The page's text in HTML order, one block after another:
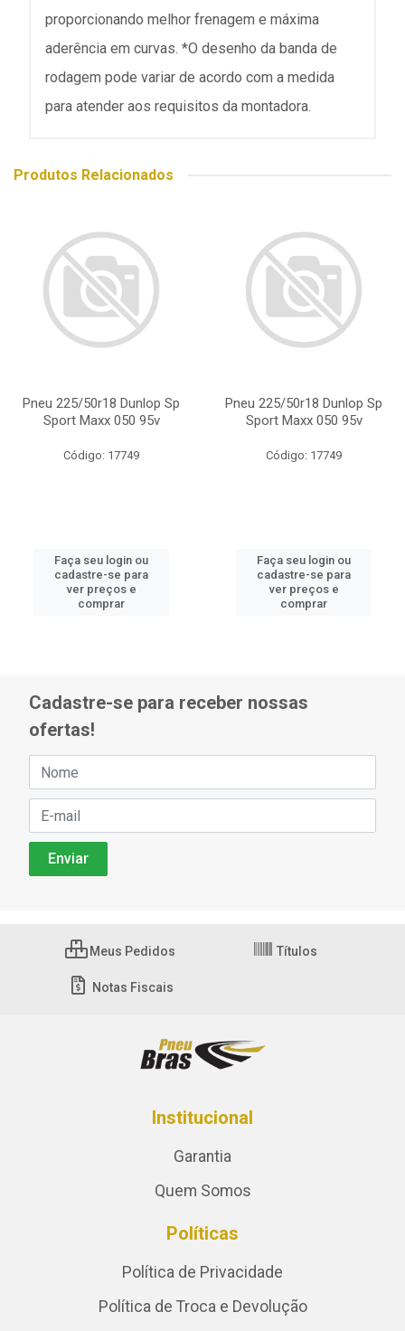
proporcionando melhor frenagem e máxima
aderência em curvas. *O desenho da banda de
rodagem pode variar de acordo com a medida
para atender aos requisitos da montadora.
Produtos Relacionados
Pneu 225/50r18 Dunlop Sp
Sport Maxx 050 95v
Código: 17749
Faça seu login ou
cadastre-se para
ver preços e
comprar
Pneu 225/50r18 Dunlop Sp
Sport Maxx 050 95v
Código: 17749
Faça seu login ou
cadastre-se para
ver preços e
comprar
Cadastre-se para receber nossas
ofertas!
Meus Pedidos Títulos
Notas Fiscais
Institucional
Garantia
Quem Somos
Políticas
Política de Privacidade
Política de Troca e Devolução